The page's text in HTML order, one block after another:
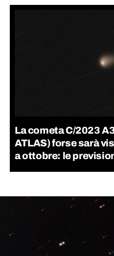
La cometa C/2023
ATLAS) forse sarà
a ottobre: le